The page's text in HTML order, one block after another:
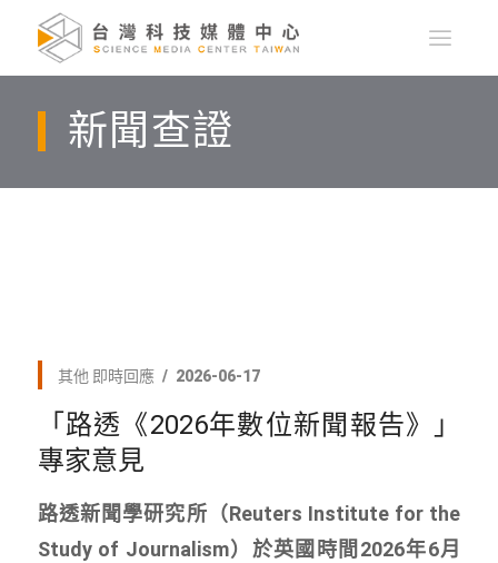
新聞查證
其他 即時回應 2026-06-17
「路透《2026年數位新聞報告》」
專家意見
路透新聞學研究所（Reuters Institute for the
Study of Journalism）於英國時間2026年6月